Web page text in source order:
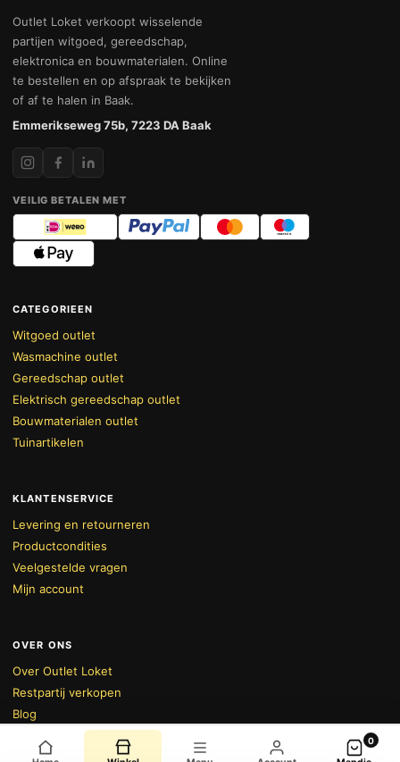
0
Outlet Loket verkoopt wisselende
partijen witgoed, gereedschap,
elektronica en bouwmaterialen. Online
te bestellen en op afspraak te bekijken
of af te halen in Baak.
Emmerikseweg 75b, 7223 DA Baak
VEILIG BETALEN MET
CATEGORIEEN
Witgoed outlet
Wasmachine outlet
Gereedschap outlet
Elektrisch gereedschap outlet
Bouwmaterialen outlet
Tuinartikelen
KLANTENSERVICE
Levering en retourneren
Productcondities
Veelgestelde vragen
Mijn account
OVER ONS
Over Outlet Loket
Restpartij verkopen
Blog
Privacybeleid
BEKIJK WINKELWAGEN